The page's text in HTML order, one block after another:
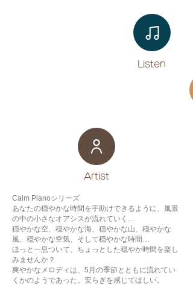
Listen​
​Artist
Calm Pianoシリーズ
あなたの穏やかな時間を手助けできるように、風景
の中の小さなオアシスが流れていく…
穏やかな空、穏やかな海、穏やかな山、穏やかな
風、穏やかな空気、そして穏やかな時間…
ほっと一息ついて、ちょっとした穏やか時間を楽し
みませんか？
爽やかなメロディは、5月の季節とともに流れてい
くかのようであった。安らぎを感じてほしい。